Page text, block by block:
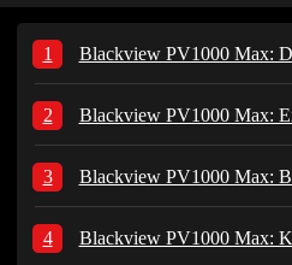
Blackview PV1000 Max:
Blackview PV1000 Max:
Blackview PV1000 Max:
Blackview PV1000 Max: